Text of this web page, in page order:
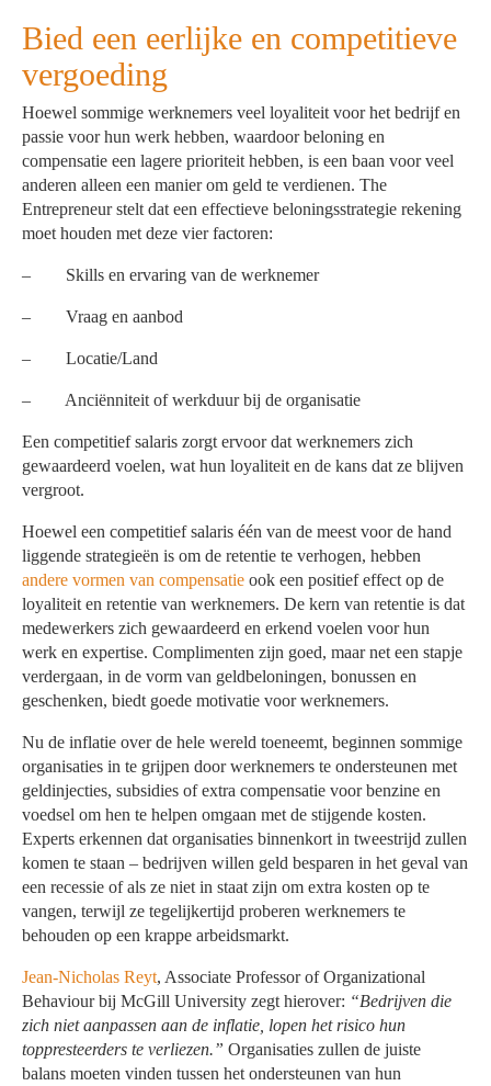
Bied een eerlijke en competitieve
vergoeding
Hoewel sommige werknemers veel loyaliteit voor het bedrijf en
passie voor hun werk hebben, waardoor beloning en
compensatie een lagere prioriteit hebben, is een baan voor veel
anderen alleen een manier om geld te verdienen. The
Entrepreneur stelt dat een effectieve beloningsstrategie rekening
moet houden met deze vier factoren:
– Skills en ervaring van de werknemer
– Vraag en aanbod
– Locatie/Land
– Anciënniteit of werkduur bij de organisatie
Een competitief salaris zorgt ervoor dat werknemers zich
gewaardeerd voelen, wat hun loyaliteit en de kans dat ze blijven
vergroot.
Hoewel een competitief salaris één van de meest voor de hand
liggende strategieën is om de retentie te verhogen, hebben
andere vormen van compensatie ook een positief effect op de
loyaliteit en retentie van werknemers. De kern van retentie is dat
medewerkers zich gewaardeerd en erkend voelen voor hun
werk en expertise. Complimenten zijn goed, maar net een stapje
verdergaan, in de vorm van geldbeloningen, bonussen en
geschenken, biedt goede motivatie voor werknemers.
Nu de inflatie over de hele wereld toeneemt, beginnen sommige
organisaties in te grijpen door werknemers te ondersteunen met
geldinjecties, subsidies of extra compensatie voor benzine en
voedsel om hen te helpen omgaan met de stijgende kosten.
Experts erkennen dat organisaties binnenkort in tweestrijd zullen
komen te staan – bedrijven willen geld besparen in het geval van
een recessie of als ze niet in staat zijn om extra kosten op te
vangen, terwijl ze tegelijkertijd proberen werknemers te
behouden op een krappe arbeidsmarkt.
Jean-Nicholas Reyt, Associate Professor of Organizational
Behaviour bij McGill University zegt hierover: “Bedrijven die
zich niet aanpassen aan de inflatie, lopen het risico hun
toppresteerders te verliezen.” Organisaties zullen de juiste
balans moeten vinden tussen het ondersteunen van hun